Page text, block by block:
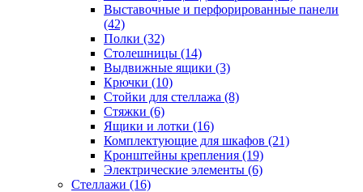
Выставочные и перфорированные панели
(42)
Полки (32)
Столешницы (14)
Выдвижные ящики (3)
Крючки (10)
Стойки для стеллажа (8)
Стяжки (6)
Ящики и лотки (16)
Комплектующие для шкафов (21)
Кронштейны крепления (19)
Электрические элементы (6)
Стеллажи (16)